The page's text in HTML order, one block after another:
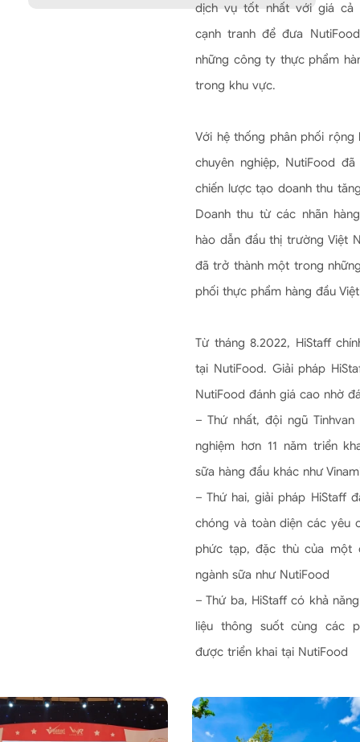
dịch vụ tốt nhất với giá cả
cạnh tranh để đưa
những công ty thực phẩm
trong khu vực.
Với hệ thống phân phối
chuyên nghiệp, NutiFood
chiến lược tạo doanh thu
Doanh thu từ các nhãn
hào dẫn đầu thị trường Việt
đã trở thành một trong
phối thực phẩm hàng đầu
Từ tháng 8.2022, HiStaff
tại NutiFood. Giải pháp
NutiFood đánh giá cao nhờ
– Thứ nhất, đội ngũ
nghiệm hơn 11 năm triển
sữa hàng đầu khác như
– Thứ hai, giải pháp HiStaff
chóng và toàn diện các yêu
phức tạp, đặc thù của một
ngành sữa như NutiFood
– Thứ ba, HiStaff có khả
liệu thông suốt cùng các
được triển khai tại NutiFood